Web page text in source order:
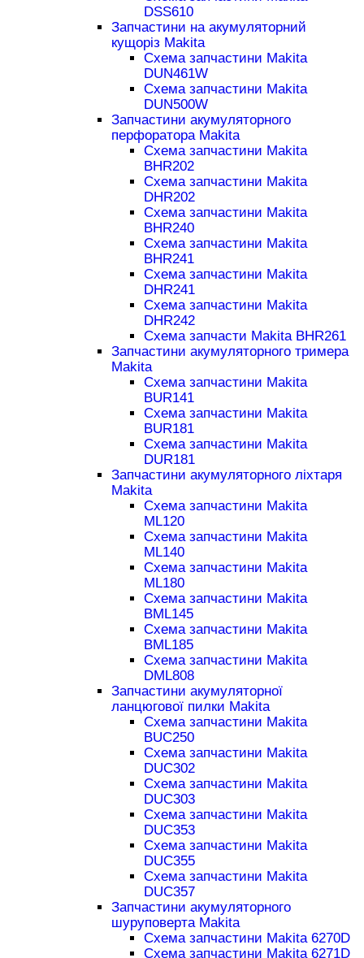
DSS610
Запчастини на акумуляторний
кущоріз Makita
Схема запчастини Makita
DUN461W
Схема запчастини Makita
DUN500W
Запчастини акумуляторного
перфоратора Makita
Схема запчастини Makita
BHR202
Схема запчастини Makita
DHR202
Схема запчастини Makita
BHR240
Схема запчастини Makita
BHR241
Схема запчастини Makita
DHR241
Схема запчастини Makita
DHR242
Схема запчасти Makita BHR261
Запчастини акумуляторного тримера
Makita
Схема запчастини Makita
BUR141
Схема запчастини Makita
BUR181
Схема запчастини Makita
DUR181
Запчастини акумуляторного ліхтаря
Makita
Схема запчастини Makita
ML120
Схема запчастини Makita
ML140
Схема запчастини Makita
ML180
Схема запчастини Makita
BML145
Схема запчастини Makita
BML185
Схема запчастини Makita
DML808
Запчастини акумуляторної
ланцюгової пилки Makita
Схема запчастини Makita
BUC250
Схема запчастини Makita
DUC302
Схема запчастини Makita
DUC303
Схема запчастини Makita
DUC353
Схема запчастини Makita
DUC355
Схема запчастини Makita
DUC357
Запчастини акумуляторного
шуруповерта Makita
Схема запчастини Makita 6270D
Схема запчастини Makita 6271D